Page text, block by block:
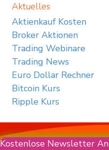
Aktuelles
Aktienkauf Kosten
Broker Aktionen
Trading Webinare
Trading News
Euro Dollar Rechner
Bitcoin Kurs
Ripple Kurs
Kostenlose Newsletter